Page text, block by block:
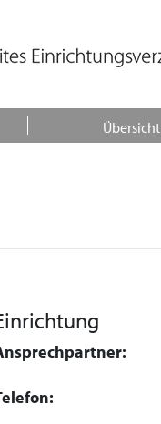
Übersicht